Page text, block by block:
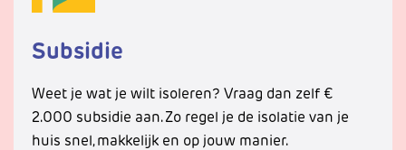
Subsidie
Weet je wat je wilt isoleren? Vraag dan zelf €
2.000 subsidie aan. Zo regel je de isolatie van je
huis snel, makkelijk en op jouw manier.